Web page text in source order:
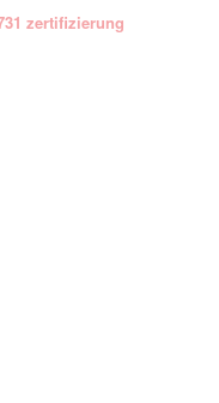
zertifizierung